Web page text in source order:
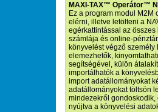
MAXI-TAX™ Operátor™
Ez a program modul
elérni, illetve letölteni a
egérkattintással az
számlája és online-
könyvelést végző
elemezhetők,
segítségével, külön
importálhatók a
import adatállományokat
adatállományokat töltsön
mindezekről
nyújtva a könyvelési